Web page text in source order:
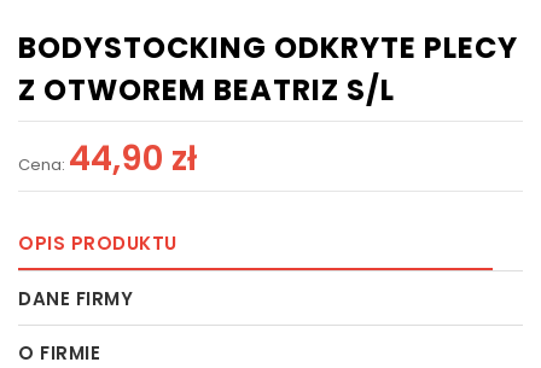
BODYSTOCKING ODKRYTE PLECY
Z OTWOREM BEATRIZ S/L
Cena: 44,90 zł
OPIS PRODUKTU
DANE FIRMY
O FIRMIE